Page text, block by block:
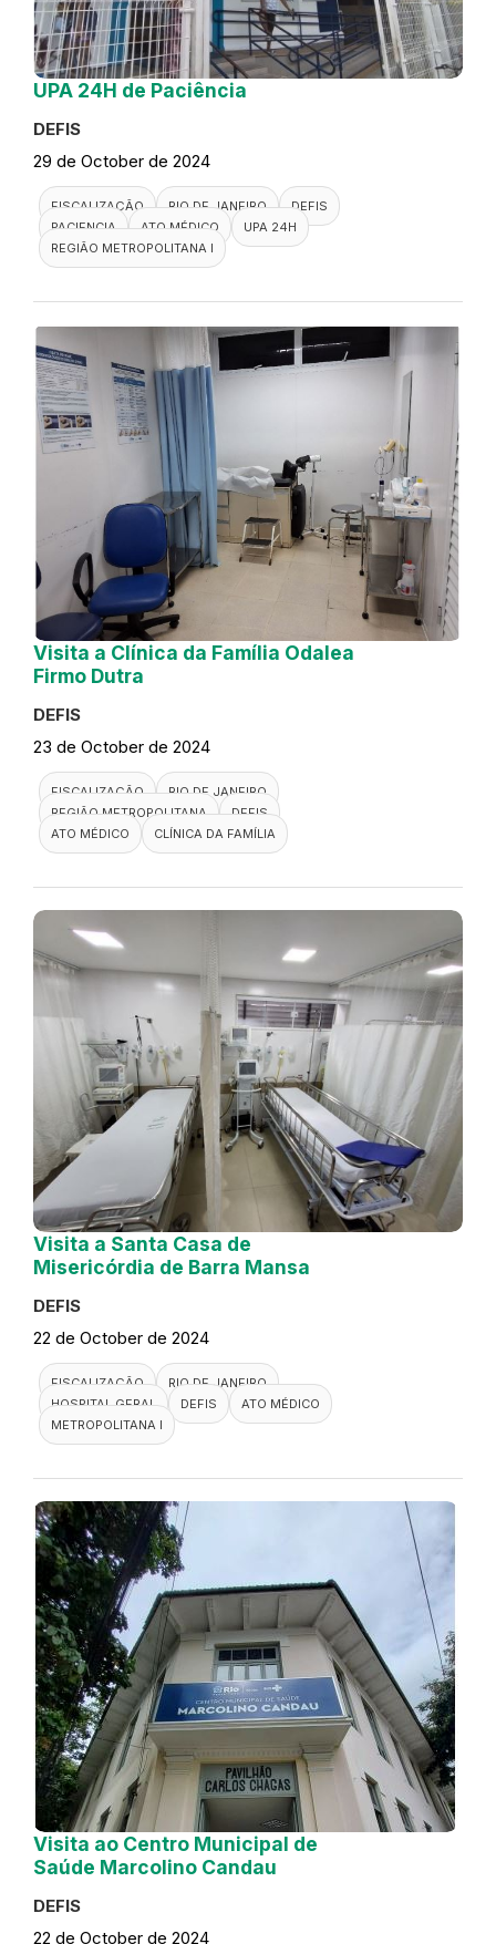
UPA 24H de Paciência
DEFIS
29 de October de 2024
FISCALIZAÇÃO RIO DE JANEIRO
DEFIS
PACIENCIA
ATO MÉDICO
UPA 24H
REGIÃO METROPOLITANA I
Visita a Clínica da Família Odalea
Firmo Dutra
DEFIS
23 de October de 2024
FISCALIZAÇÃO
RIO DE JANEIRO
REGIÃO METROPOLITANA
DEFIS
ATO MÉDICO
CLÍNICA DA FAMÍLIA
Visita a Santa Casa de
Misericórdia de Barra Mansa
DEFIS
22 de October de 2024
FISCALIZAÇÃO
RIO DE JANEIRO
HOSPITAL GERAL
DEFIS
ATO MÉDICO
METROPOLITANA I
Visita ao Centro Municipal de
Saúde Marcolino Candau
DEFIS
22 de October de 2024